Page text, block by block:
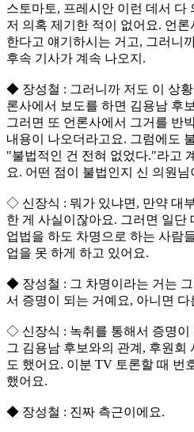
스토마토, 프레시안 이런 데서 다
저 의혹 제기한 적이 없어요. 언
한다고 얘기하시는 거고, 그러니
후속 기사가 계속 나오지.
◆ 장성철 : 그러니까 저도 이 상
론사에서 보도를 하면 김용남 후
그러면 또 언론사에서 그거를 반
내용이 나오더라고요. 그럼에도
"불법적인 건 전혀 없었다."라고
요. 어떤 점이 불법인지 신 의원
◇ 신장식 : 뭐가 있냐면, 만약 대
한 게 사실이잖아요. 그러면 일단
업법을 하도 차명으로 하는 사람
업을 못 하게 하고 있어요.
◆ 장성철 : 그 차명이라는 거는
서 증명이 되는 거예요, 아니면 다
◇ 신장식 : 녹취를 통해서 증명이
그 김용남 후보와의 관계, 후원회
도 했어요. 이분 TV 토론할 때 번
했어요.
◆ 장성철 : 진짜 측근이에요.